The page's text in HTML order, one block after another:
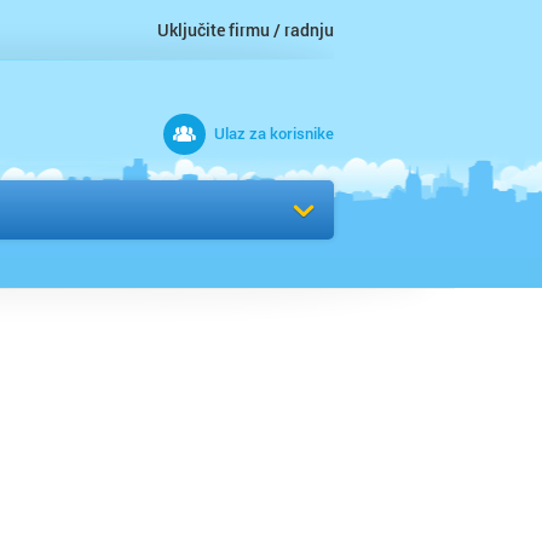
Uključite firmu / radnju
Ulaz za korisnike